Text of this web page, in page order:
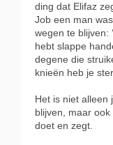
ding dat Elifaz
Job een man
wegen te blijven:
hebt slappe
degene die
knieën heb je
Het is niet alleen
blijven, maar
doet en zegt.